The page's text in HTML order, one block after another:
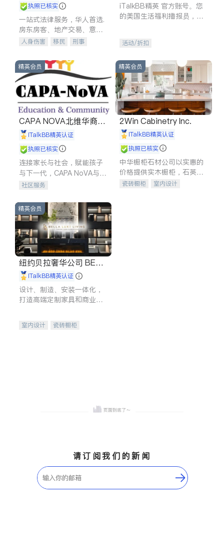
执照已核实
一站式法律服务，华人首选.
房东房客、地产交易、意外
伤害、车祸重伤、商业诉
建筑合同、刑事案件全包办
人身伤害 移民
刑事
信托/遗嘱
商业
索赔
律师-其它 保释
iTalkBB精英 官方账号。您
的美国生活福利播报员，精
专属福利。
活动/折扣
精英会员
CAPA NOVA北维华裔家
长会iTalkBB精英认证
执照已核实
连接家长与社会，赋能孩子
与下一代，CAPA NoVA与您
携手建设包容、公平、充满
社区服务
精英会员
2Win Cabinetry Inc.
iTalkBB精英认证
执照已核实
中华橱柜石材公司以实惠的
价格提供实木橱柜，石英石
台面，多种优质不锈钢水
瓷砖橱柜
室内设计
精英会员
纽约贝拉奢华公司 BELL
A LUXE
iTalkBB精英认证
设计、制造、安装一体化，
打造高端定制家具和商业空
室内设计
瓷砖橱柜
请订阅我们的新闻